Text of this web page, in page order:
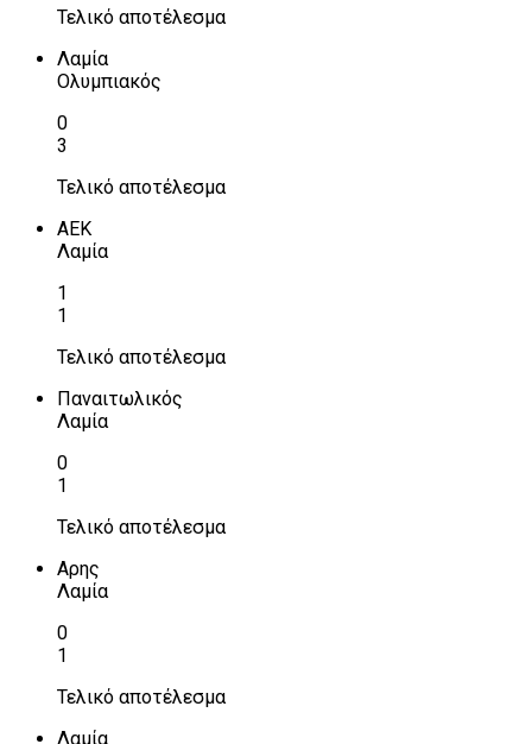
Τελικό αποτέλεσμα
Λαμία
Ολυμπιακός
0
3
Τελικό αποτέλεσμα
ΑΕΚ
Λαμία
1
1
Τελικό αποτέλεσμα
Παναιτωλικός
Λαμία
0
1
Τελικό αποτέλεσμα
Αρης
Λαμία
0
1
Τελικό αποτέλεσμα
Λαμία